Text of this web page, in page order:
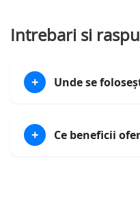
Filtreaza produsele
SPOT VISION
Intrebari si
+ Unde se
+ Ce beneficii